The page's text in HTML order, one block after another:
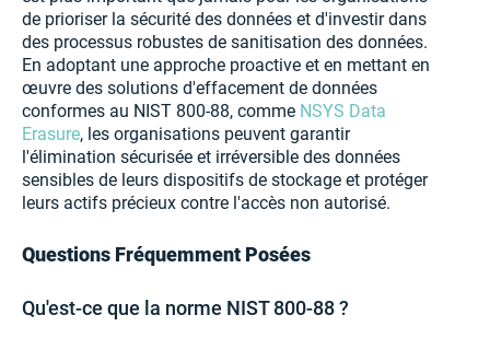
de prioriser la sécurité des données et d'investir dans
des processus robustes de sanitisation des données.
En adoptant une approche proactive et en mettant en
œuvre des solutions d'effacement de données
conformes au NIST 800-88, comme NSYS Data
Erasure, les organisations peuvent garantir
l'élimination sécurisée et irréversible des données
sensibles de leurs dispositifs de stockage et protéger
leurs actifs précieux contre l'accès non autorisé.
Questions Fréquemment Posées
Qu'est-ce que la norme NIST 800-88 ?